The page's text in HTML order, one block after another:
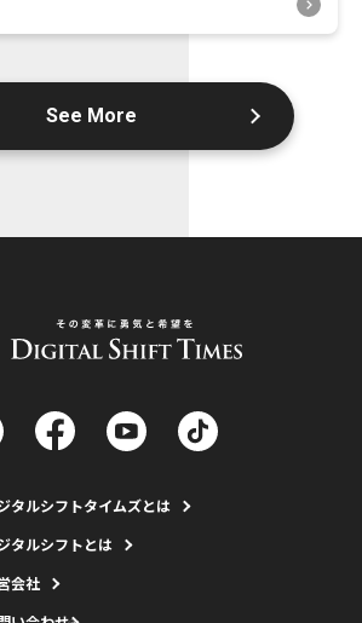
See More
タルシフトタイムズとは
タルシフトとは
会社